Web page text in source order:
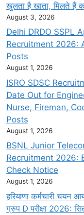
खुलता है खाता, मिलते हैं
August 3, 2026
Delhi DRDO SSPL
Recruitment 2026:
Posts
August 1, 2026
ISRO SDSC
Date Out for
Nurse, Fireman,
Posts
August 1, 2026
BSNL Junior
Recruitment 2026:
Check Notice
August 1, 2026
हरियाणा कर्मचारी
ग्रुप D परीक्षा 2026: